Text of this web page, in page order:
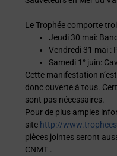
Le Trophée comporte
Jeudi 30 mai:
Vendredi 31 mai :
Samedi 1° juin:
Cette manifestation
donc ouverte à tous.
sont pas nécessaires.
Pour de plus amples
site http://
pièces jointes seront
CNMT .